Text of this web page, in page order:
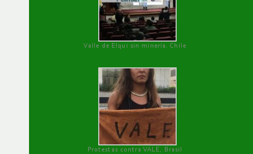
Valle de Elqui sin minería. Chile
Protestas contra VALE, Brasil